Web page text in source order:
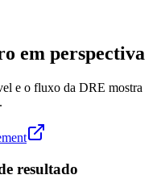
em perspectiva
e o fluxo da DRE mostra
resultado